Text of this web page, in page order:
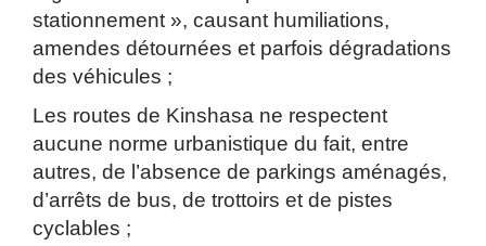
stationnement », causant humiliations,
amendes détournées et parfois dégradations
des véhicules ;
Les routes de Kinshasa ne respectent
aucune norme urbanistique du fait, entre
autres, de l’absence de parkings aménagés,
d’arrêts de bus, de trottoirs et de pistes
cyclables ;